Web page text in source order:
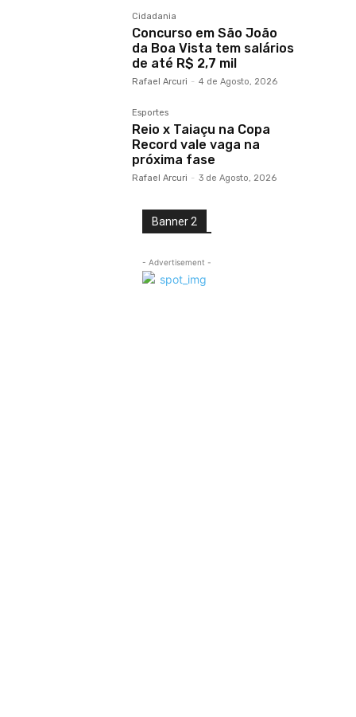
Cidadania
Concurso em São João
da Boa Vista tem salários
de até R$ 2,7 mil
Rafael Arcuri - 4 de Agosto, 2026
Esportes
Reio x Taiaçu na Copa
Record vale vaga na
próxima fase
Rafael Arcuri - 3 de Agosto, 2026
Banner 2
- Advertisement -